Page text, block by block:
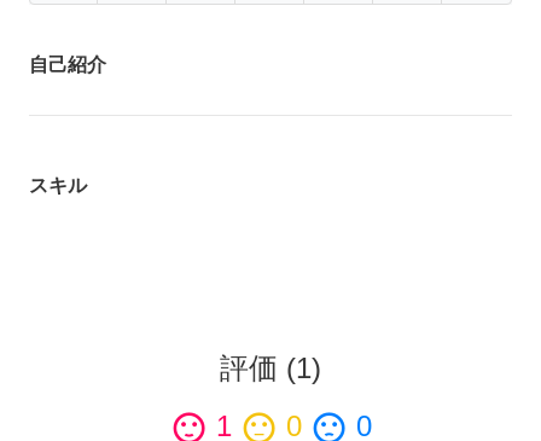
自己紹介
スキル
評価 (1)
sentiment_satisfied 1 sentiment_neutral 0 sentiment_dissatisfied 0